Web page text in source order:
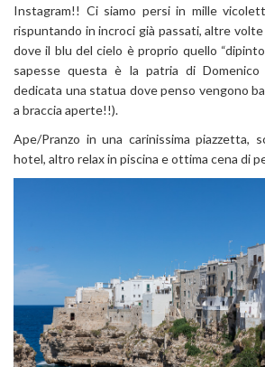
Instagram!! Ci siamo persi in mille
rispuntando in incroci già passati, altre
dove il blu del cielo è proprio quello
sapesse questa è la patria di
dedicata una statua dove penso vengono
a braccia aperte!!).
Ape/Pranzo in una carinissima piazzetta,
hotel, altro relax in piscina e ottima cena di